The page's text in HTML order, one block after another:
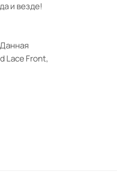
и везде!
Lace Front,